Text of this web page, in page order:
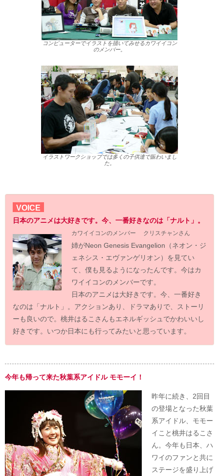
コンピューターでイラストを描いてみせるカワイイコン
のメンバー。
イラストワークショップでは多くの子供達で賑わいまし
た。
VOICE
日本のアニメは大好きです。今、一番好きなのは「ナルト」。
カワイイコンのメンバー クリスチャンさん
姉がNeon Genesis Evangelion（ネオン・ジ
ェネシス・エヴァンゲリオン）を見てい
て、僕も見るようになったんです。今はカ
ワイイコンのメンバーです。
日本のアニメは大好きです。今、一番好き
なのは「ナルト」。アクションあり、ドラマありで、ストーリ
ーも良いので。桃井はるこさんもエネルギッシュでかわいいし
好きです。いつか日本にも行ってみたいと思っています。
今年も帰って来た秋葉系アイドル モモーイ！
昨年に続き、2回目
の登場となった秋葉
系アイドル、モモー
イこと桃井はるこさ
ん。今年も日本、ハ
ワイのファンと共に
ステージを盛り上げ